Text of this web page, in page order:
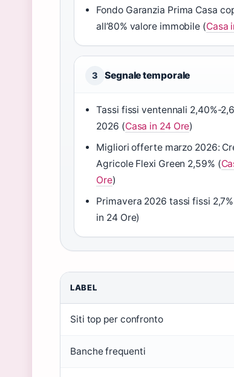
Fondo Garanzia Prima Casa
all’80% valore immobile (Casa
3 Segnale temporale
Tassi fissi ventennali 2,40%-
2026 (Casa in 24 Ore)
Migliori offerte marzo 2026:
Agricole Flexi Green 2,59% (
Ore)
Primavera 2026 tassi fissi
in 24 Ore)
LABEL
Siti top per confronto
Banche frequenti